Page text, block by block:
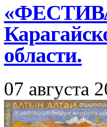
области.
07 августа